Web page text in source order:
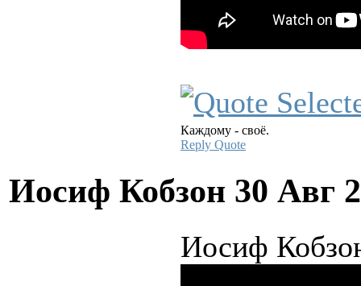
Каждому - своё.
Reply Quote
Иосиф Кобзон 30 Авг
Иосиф